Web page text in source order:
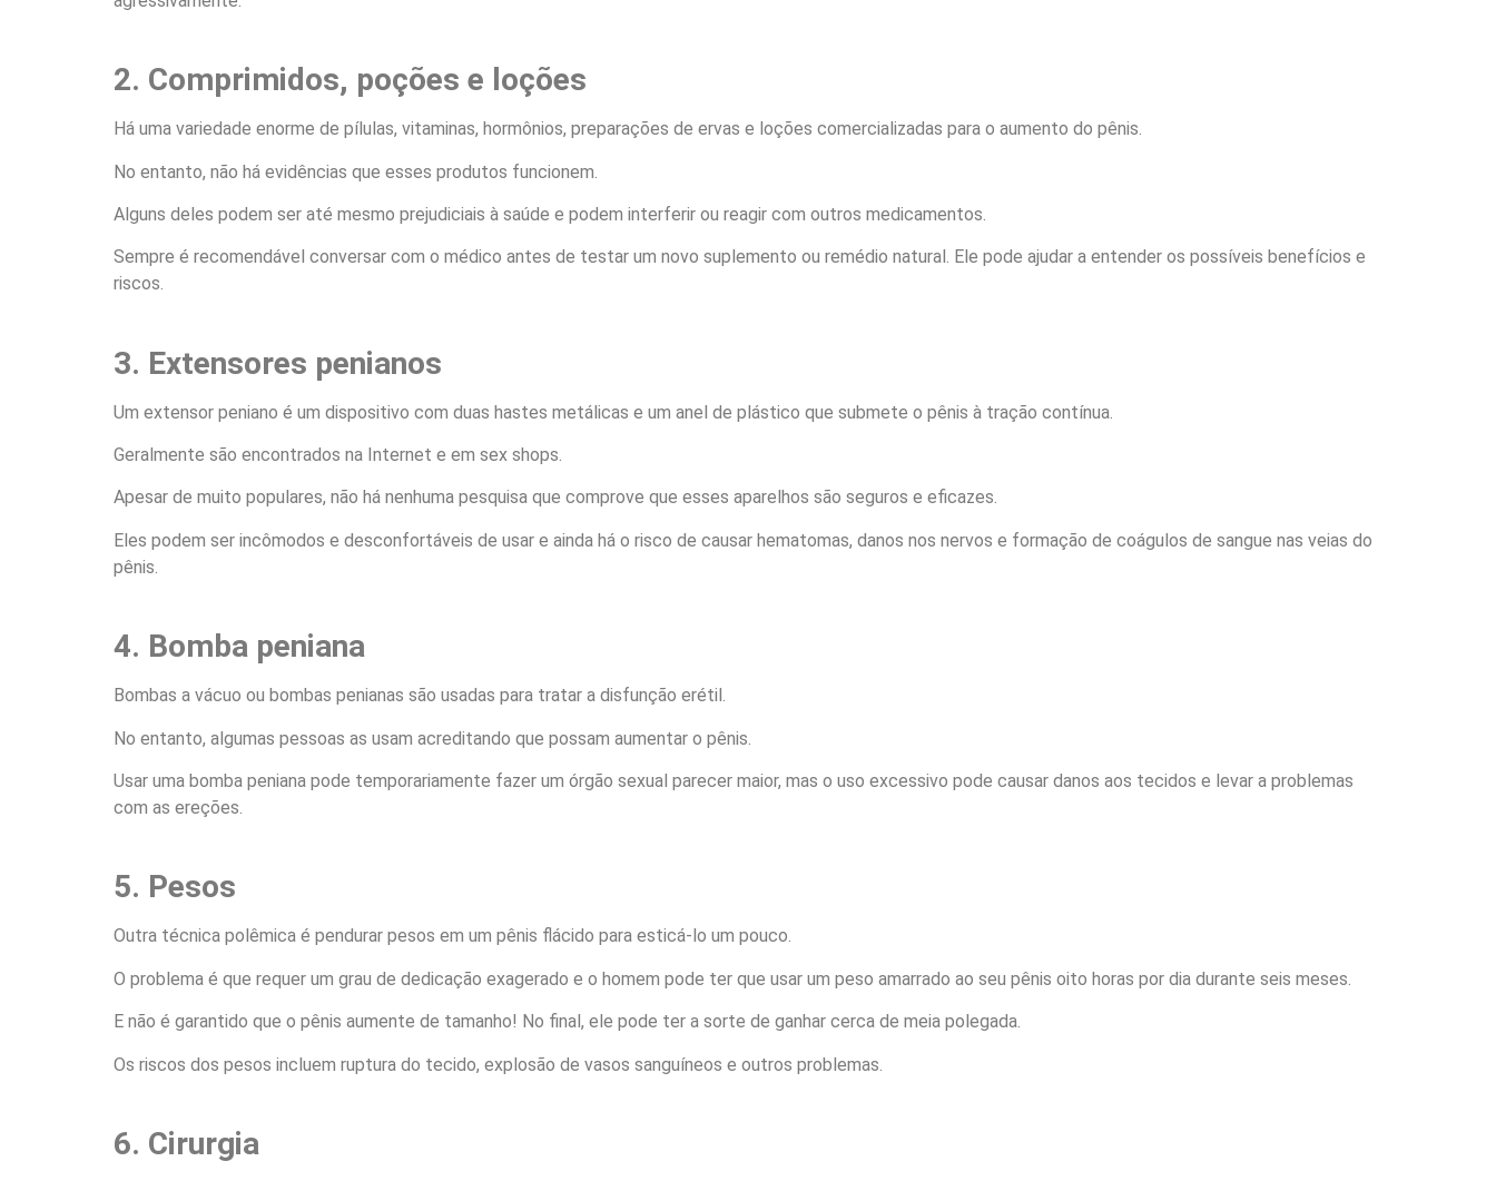
2. Comprimidos, poções e loções
Há uma variedade enorme de pílulas, vitaminas, hormônios, preparações de ervas e loções comercializadas para o aumento do pênis.
No entanto, não há evidências que esses produtos funcionem.
Alguns deles podem ser até mesmo prejudiciais à saúde e podem interferir ou reagir com outros medicamentos.
Sempre é recomendável conversar com o médico antes de testar um novo suplemento ou remédio natural. Ele pode ajudar a entender os possíveis benefícios e
riscos.
3. Extensores penianos
Um extensor peniano é um dispositivo com duas hastes metálicas e um anel de plástico que submete o pênis à tração contínua.
Geralmente são encontrados na Internet e em sex shops.
Apesar de muito populares, não há nenhuma pesquisa que comprove que esses aparelhos são seguros e eficazes.
Eles podem ser incômodos e desconfortáveis ​​de usar e ainda há o risco de causar hematomas, danos nos nervos e formação de coágulos de sangue nas veias do
pênis.
4. Bomba peniana
Bombas a vácuo ou bombas penianas são usadas para tratar a disfunção erétil.
No entanto, algumas pessoas as usam acreditando que possam aumentar o pênis.
Usar uma bomba peniana pode temporariamente fazer um órgão sexual parecer maior, mas o uso excessivo pode causar danos aos tecidos e levar a problemas
com as ereções.
5. Pesos
Outra técnica polêmica é pendurar pesos em um pênis flácido para esticá-lo um pouco.
O problema é que requer um grau de dedicação exagerado e o homem pode ter que usar um peso amarrado ao seu pênis oito horas por dia durante seis meses.
E não é garantido que o pênis aumente de tamanho! No final, ele pode ter a sorte de ganhar cerca de meia polegada.
Os riscos dos pesos incluem ruptura do tecido, explosão de vasos sanguíneos e outros problemas.
6. Cirurgia